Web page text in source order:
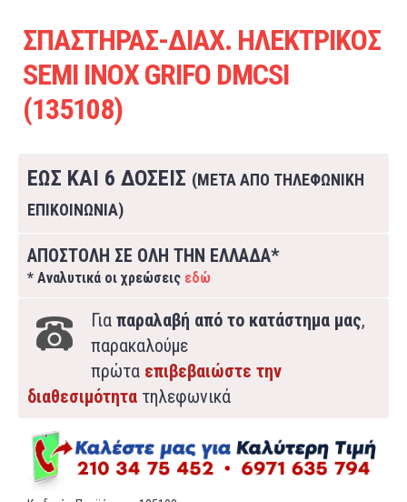
ΣΠΑΣΤΗΡΑΣ-ΔΙΑΧ. ΗΛΕΚΤΡΙΚΟΣ
SEMI INOX GRIFO DMCSI
(135108)
ΕΩΣ ΚΑΙ 6 ΔΟΣΕΙΣ (ΜΕΤΑ ΑΠΟ ΤΗΛΕΦΩΝΙΚΗ
ΕΠΙΚΟΙΝΩΝΙΑ)
ΑΠΟΣΤΟΛΗ ΣΕ ΟΛΗ ΤΗΝ ΕΛΛΑΔΑ*
* Αναλυτικά οι χρεώσεις εδώ
Για παραλαβή από το κατάστημα μας,
παρακαλούμε
πρώτα επιβεβαιώστε την
διαθεσιμότητα τηλεφωνικά